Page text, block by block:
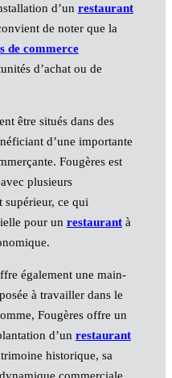
d’un restaurant
de noter que la
de commerce
d’achat ou de
être situés dans des
d’une importante
Fougères est
plusieurs
supérieur, ce qui
pour un restaurantà
également une main-
à travailler dans le
Fougères offre un
d’un restaurant
historique, sa
commerciale.